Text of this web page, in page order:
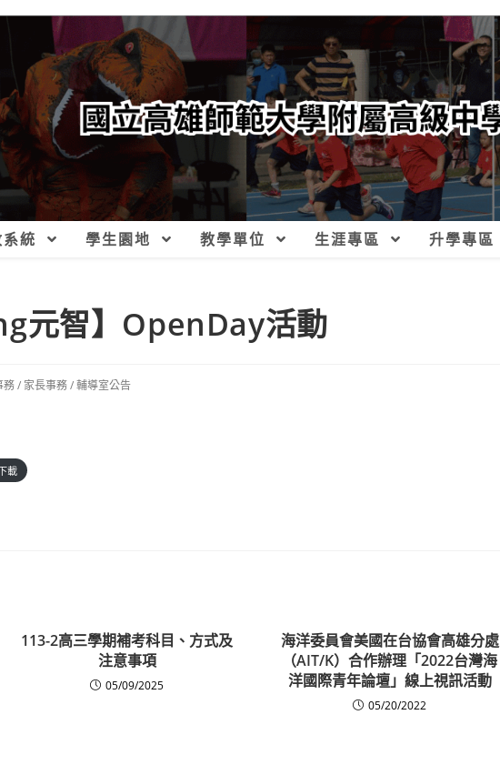
統 學生園地 教學單位 生涯專區 升學專區
元智】OpenDay活動
務/ 家長事務/輔導室公告
載
113-2高三學期補考科目、方式及
注意事項
05/09/2025
海洋委員會美國在台協會高雄分處
（AIT/K）合作辦理「2022台灣海
洋國際青年論壇」線上視訊活動
05/20/2022